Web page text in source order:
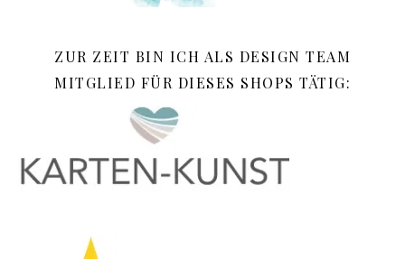
ZUR ZEIT BIN ICH ALS DESIGN TEAM
MITGLIED FÜR DIESES SHOPS TÄTIG: